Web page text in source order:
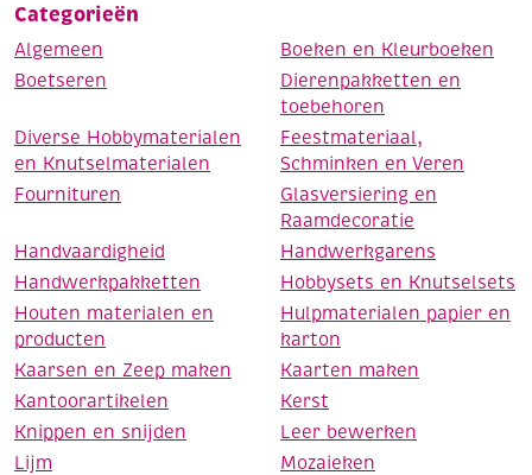
Categorieën
Algemeen
Boeken en Kleurboeken
Boetseren
Dierenpakketten en
toebehoren
Diverse Hobbymaterialen
en Knutselmaterialen
Feestmateriaal,
Schminken en Veren
Fournituren
Glasversiering en
Raamdecoratie
Handvaardigheid
Handwerkgarens
Handwerkpakketten
Hobbysets en Knutselsets
Houten materialen en
producten
Hulpmaterialen papier en
karton
Kaarsen en Zeep maken
Kaarten maken
Kantoorartikelen
Kerst
Knippen en snijden
Leer bewerken
Lijm
Mozaieken